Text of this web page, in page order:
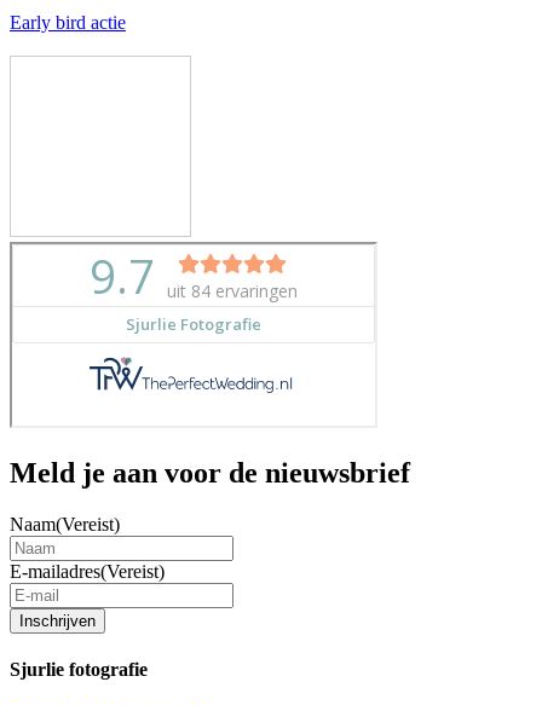
Early bird actie
Meld je aan voor de nieuwsbrief
Naam(Vereist)
E-mailadres(Vereist)
Inschrijven
Sjurlie fotografie